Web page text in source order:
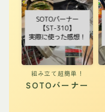
組み立て超簡単！
SOTOバーナー